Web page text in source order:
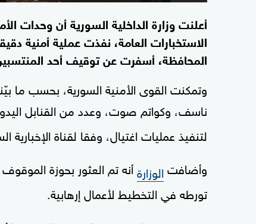
أعلنت وزارة الداخلية السورية أن وحدات
الاستخبارات العامة، نفذت عملية أمنية
المحافظة، أسفرت عن توقيف أحد
وتمكنت القوى الأمنية السورية، بحسب ما
ناسف، وكواتم صوت، وعدد من القنابل
لتنفيذ عمليات اغتيال، وفقا لقناة الإخبارية
وأضافت الوزارةأنه تم العثور بحوزة
تورطه في التخطيط لأعمال إرهابية.